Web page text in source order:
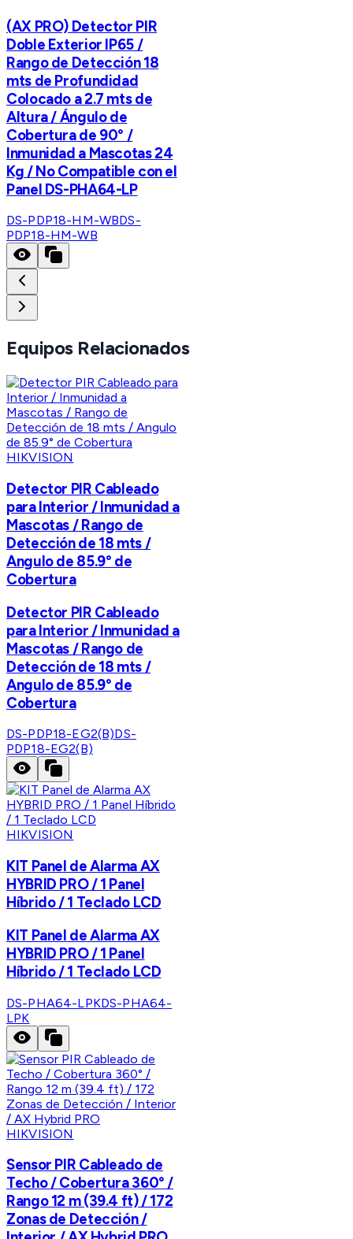
(AX PRO) Detector PIR
Doble Exterior IP65 /
Rango de Detección 18
mts de Profundidad
Colocado a 2.7 mts de
Altura / Ángulo de
Cobertura de 90° /
Inmunidad a Mascotas 24
Kg / No Compatible con el
Panel DS-PHA64-LP
DS-PDP18-HM-WBDS-
PDP18-HM-WB
Equipos Relacionados
HIKVISION
Detector PIR Cableado
para Interior / Inmunidad a
Mascotas / Rango de
Detección de 18 mts /
Angulo de 85.9° de
Cobertura
Detector PIR Cableado
para Interior / Inmunidad a
Mascotas / Rango de
Detección de 18 mts /
Angulo de 85.9° de
Cobertura
DS-PDP18-EG2(B)DS-
PDP18-EG2(B)
HIKVISION
KIT Panel de Alarma AX
HYBRID PRO / 1 Panel
Híbrido / 1 Teclado LCD
KIT Panel de Alarma AX
HYBRID PRO / 1 Panel
Híbrido / 1 Teclado LCD
DS-PHA64-LPKDS-PHA64-
LPK
HIKVISION
Sensor PIR Cableado de
Techo / Cobertura 360° /
Rango 12 m (39.4 ft) / 172
Zonas de Detección /